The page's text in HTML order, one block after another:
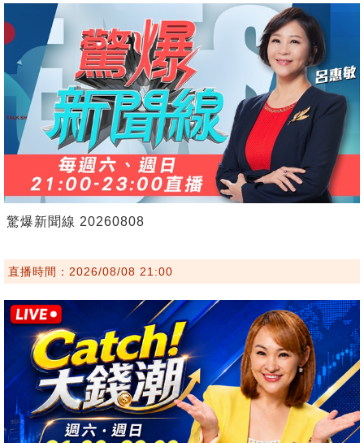
驚爆新聞線 20260808
直播時間：2026/08/08 21:00